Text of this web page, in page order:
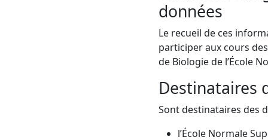
données
Le recueil de ces
participer aux cours
de Biologie de l’École
Destinataires
Sont destinataires des
l’École Normale